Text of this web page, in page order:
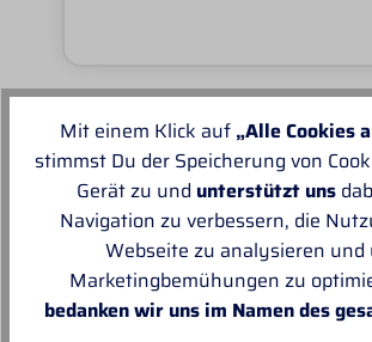
Unsere Empfehlungen
Mit einem Klick auf „Alle Cookies
stimmst Du der Speicherung von
Gerät zu und unterstützt uns
Navigation zu verbessern, die
Webseite zu analysieren und
Marketingbemühungen zu
bedanken wir uns im Namen des